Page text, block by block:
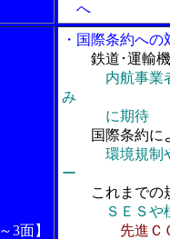
へ
～3面】
・国際条約へ
鉄道･運輸
内航事業
み
に期待
国際条約によ
環境規制
ー
これまでの規
ＳＥＳや
先進Ｃ